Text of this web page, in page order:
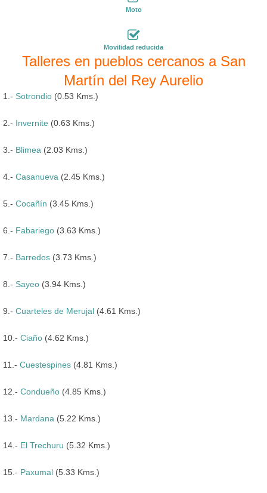
Moto
Movilidad reducida
Talleres en pueblos cercanos a San
Martín del Rey Aurelio
1.- Sotrondio (0.53 Kms.)
2.- Invernite (0.63 Kms.)
3.- Blimea (2.03 Kms.)
4.- Casanueva (2.45 Kms.)
5.- Cocañín (3.45 Kms.)
6.- Fabariego (3.63 Kms.)
7.- Barredos (3.73 Kms.)
8.- Sayeo (3.94 Kms.)
9.- Cuarteles de Merujal (4.61 Kms.)
10.- Ciaño (4.62 Kms.)
11.- Cuestespines (4.81 Kms.)
12.- Condueño (4.85 Kms.)
13.- Mardana (5.22 Kms.)
14.- El Trechuru (5.32 Kms.)
15.- Paxumal (5.33 Kms.)